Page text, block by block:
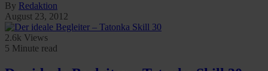
By Redaktion
August 23, 2012
2.6k Views
5 Minute read